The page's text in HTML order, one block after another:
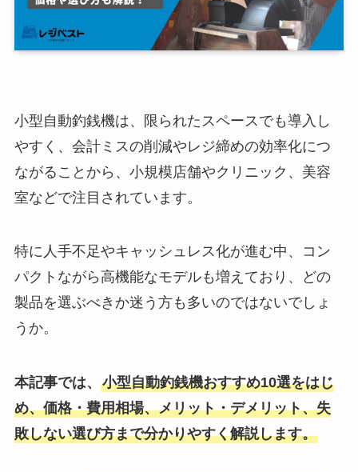
小型自動釣銭機は、限られたスペースでも導入し
やすく、会計ミスの削減やレジ締めの効率化につ
ながることから、小規模店舗やクリニック、美容
室などで注目されています。
特に人手不足やキャッシュレス化が進む中、コン
パクトながら高機能なモデルも増えており、どの
製品を選ぶべきか迷う方も多いのではないでしょ
うか。
本記事では、 小型自動釣銭機おすすめ10選をはじ
め、価格・費用相場、メリット・デメリット、失
敗しない選び方まで分かりやすく解説します。